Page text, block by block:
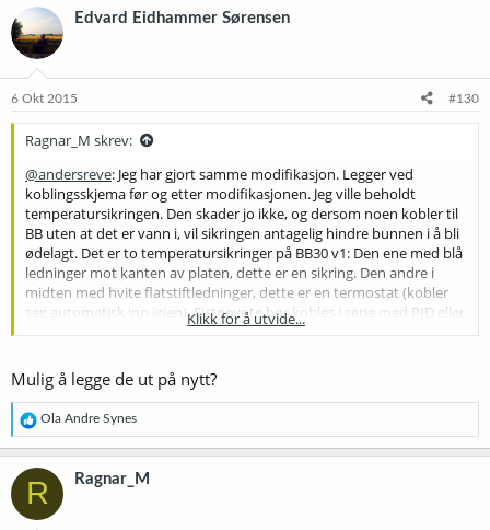
Edvard Eidhammer Sørensen
6 Okt 2015 #130
Ragnar_M skrev:
@andersreve: Jeg har gjort samme modifikasjon. Legger ved
koblingsskjema før og etter modifikasjonen. Jeg ville beholdt
temperatursikringen. Den skader jo ikke, og dersom noen kobler til
BB uten at det er vann i, vil sikringen antagelig hindre bunnen i å bli
ødelagt. Det er to temperatursikringer på BB30 v1: Den ene med blå
ledninger mot kanten av platen, dette er en sikring. Den andre i
midten med hvite flatstiftledninger, dette er en termostat (kobler
seg automatisk inn igjen). Sistnevnte bør kobles i serie med PID eller
styrespenning til SSR. Dette for å unngå store strømmer gjennom
Klikk for å utvide...
Mulig å legge de ut på nytt?
R
e
a
k
s
j
o
Ola Andre Synes
R Ragnar_M